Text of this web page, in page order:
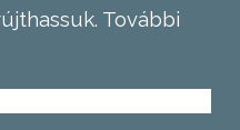
További